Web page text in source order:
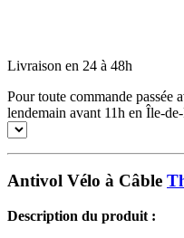
Livraison en 24 à 48h
Pour toute commande passée
lendemain avant 11h en Île-
Antivol Vélo à Câble
Description du produit :